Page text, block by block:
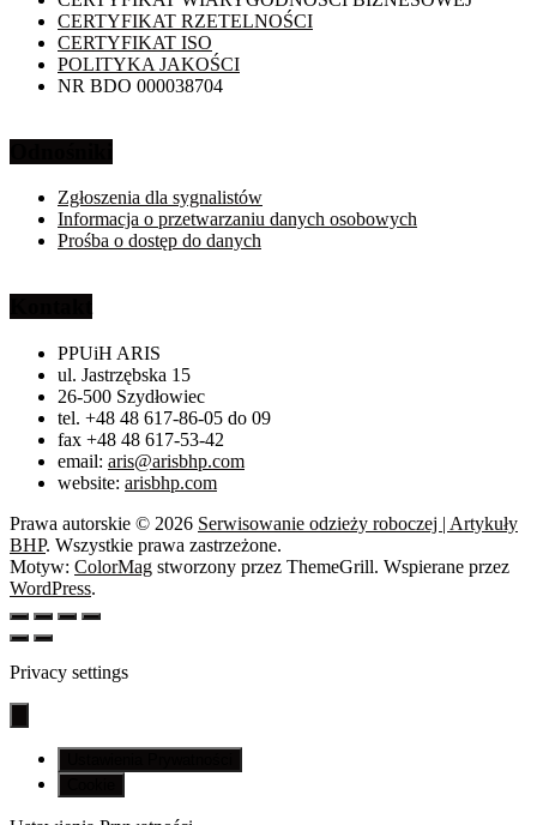
CERTYFIKAT RZETELNOŚCI
CERTYFIKAT ISO
POLITYKA JAKOŚCI
NR BDO 000038704
Zgłoszenia dla sygnalistów
Informacja o przetwarzaniu danych osobowych
Prośba o dostęp do danych
PPUiH ARIS
ul. Jastrzębska 15
26-500 Szydłowiec
tel. +48 48 617-86-05 do 09
fax +48 48 617-53-42
email: aris@arisbhp.com
website: arisbhp.com
Prawa autorskie © 2026 Serwisowanie odzieży roboczej | Artykuły
BHP. Wszystkie prawa zastrzeżone.
Motyw: ColorMag stworzony przez ThemeGrill. Wspierane przez
WordPress.
Privacy settings